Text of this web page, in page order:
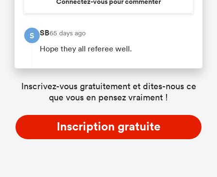
S SB65 days ago
Hope they all referee well.
Inscrivez-vous gratuitement et dites-nous ce
que vous en pensez vraiment !
Inscription gratuite